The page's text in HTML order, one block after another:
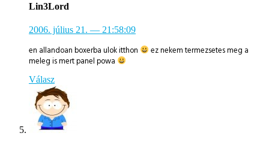
Lin3Lord
2006. július 21. — 21:58:09
en allandoan boxerba ulok itthon
ez nekem termezsetes meg a
meleg is mert panel powa
Válasz